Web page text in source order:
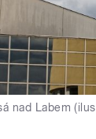
nad Labem